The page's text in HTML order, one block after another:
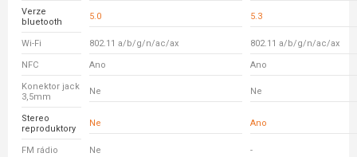
Verze
bluetooth
5.0 5.3
Wi-Fi 802.11 a/b/g/n/ac/ax 802.11 a/b/g/n/ac/ax
NFC Ano Ano
Konektor jack
3,5mm
Ne Ne
Stereo
reproduktory
Ne Ano
FM rádio Ne -